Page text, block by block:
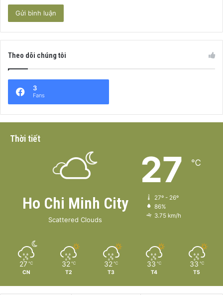
Theo dõi chúng tôi
3
Fans
Thời tiết
Ho Chi Minh City
Scattered Clouds
27 ℃
27º - 26º
86%
3.75 km/h
27 ℃
CN
32 ℃
T2
32 ℃
T3
33 ℃
T4
33 ℃
T5